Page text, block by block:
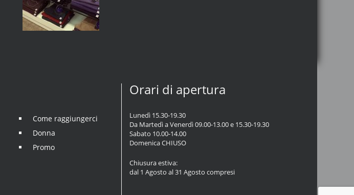
Come raggiungerci
Donna
Promo
Orari di apertura
Lunedì 15.30-19.30
Da Martedì a Venerdì 09.00-13.00 e 15.30-19.30
Sabato 10.00-14.00
Domenica CHIUSO
Chiusura estiva:
dal 1 Agosto al 31 Agosto compresi